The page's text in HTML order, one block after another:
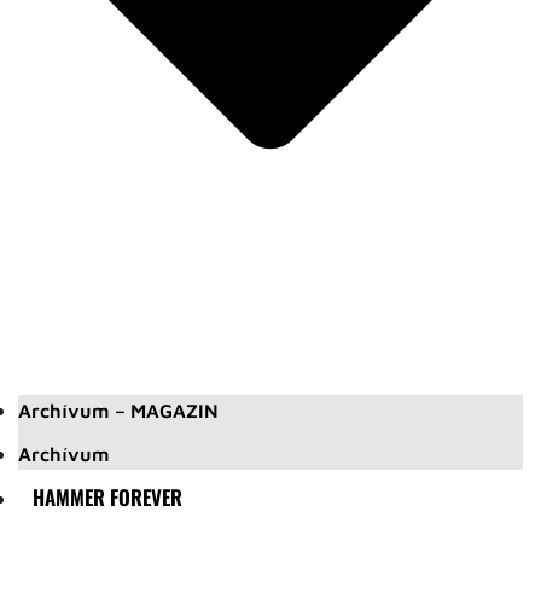
Archívum – MAGAZIN
Archívum
HAMMER FOREVER